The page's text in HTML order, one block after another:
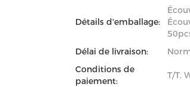
Détails d'emballage:
Délai de livraison:
Conditions de
paiement:
T/T,